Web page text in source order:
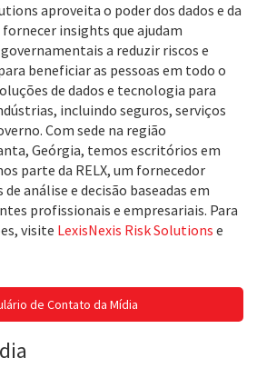
aproveita o poder dos dados e da
insights que ajudam
a reduzir riscos e
beneficiar as pessoas em todo o
de dados e tecnologia para
incluindo seguros, serviços
Com sede na região
Geórgia, temos escritórios em
parte da RELX, um fornecedor
análise e decisão baseadas em
profissionais e empresariais. Para
visite LexisNexis Risk Solutions e
de Contato da Mídia